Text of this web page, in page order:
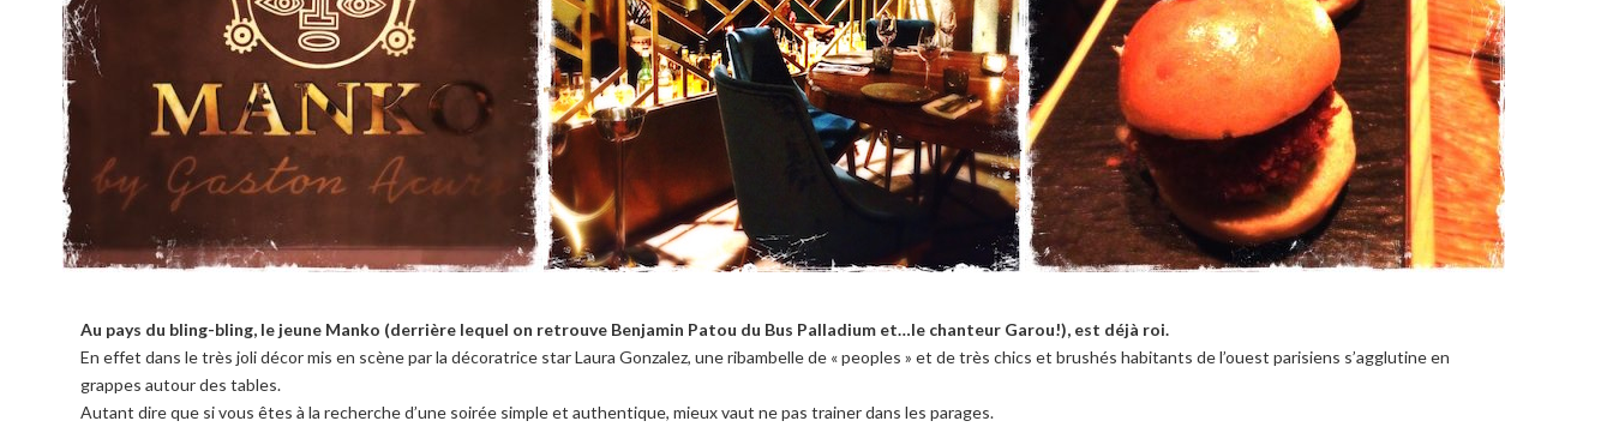
Au pays du bling-bling, le jeune Manko (derrière lequel on retrouve Benjamin Patou du Bus Palladium et…le chanteur Garou!), est déjà roi.
En effet dans le très joli décor mis en scène par la décoratrice star Laura Gonzalez, une ribambelle de « peoples » et de très chics et brushés habitants de l’ouest parisiens s’agglutine en
grappes autour des tables.
Autant dire que si vous êtes à la recherche d’une soirée simple et authentique, mieux vaut ne pas trainer dans les parages.